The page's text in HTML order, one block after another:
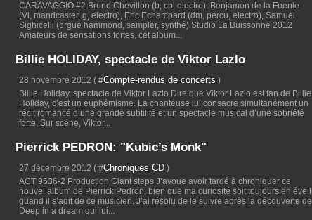
CARAVAGGIO #2 Bruno Chevillon (b, cb, electro), Benjamon de la Fuente
(Vl, mandcaster, g, electro), Eric Echampard (dm, percu, electro), Samuel
Sighicelli (orgue hammond, sampler, synthé) Studio La Buissonne 2012
Amateurs de sensations fortes, cet album...
Billie HOLIDAY, spectacle de Viktor Lazlo
28 novembre 2012 ( #Compte-rendus de concerts )
Billie Holiday, spectacle de Viktor Lazlo Dire que Viktor Lazlo est fan de Billie
Holiday, c’est un euphémisme. La chanteuse lui consacre simultanément un
récit romancé d’une grande subtilité et un spectacle musical d’une sobriété
forte. Sur scène, Viktor...
Pierrick PEDRON: "Kubic’s Monk"
27 décembre 2012 ( #Chroniques CD )
ACT 9536-2 Production Giant steps J’avoue avoir tardé à chroniquer ce
nouvel album de Pierrick Pedron, bien que ma curiosité soit toujours en éveil
quand il s’agit de ce musicien. J’ai résolu de le suivre après la découverte de
Deep in a dream qui lui...